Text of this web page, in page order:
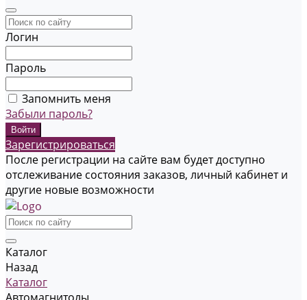
Логин
Пароль
Запомнить меня
Забыли пароль?
Зарегистрироваться
После регистрации на сайте вам будет доступно
отслеживание состояния заказов, личный кабинет и
другие новые возможности
Каталог
Назад
Каталог